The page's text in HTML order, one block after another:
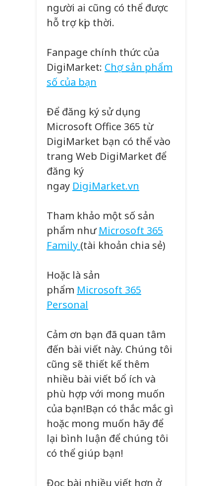
người ai cũng có thể được
hỗ trợ kịp thời.
Fanpage chính thức của
DigiMarket: Chợ sản phẩm
số của bạn
Để đăng ký sử dụng
Microsoft Office 365 từ
DigiMarket bạn có thể vào
trang Web DigiMarket để
đăng ký
ngay DigiMarket.vn
Tham khảo một số sản
phẩm như Microsoft 365
Family (tài khoản chia sẻ)
Hoặc là sản
phẩm Microsoft 365
Personal
Cảm ơn bạn đã quan tâm
đến bài viết này. Chúng tôi
cũng sẽ thiết kế thêm
nhiều bài viết bổ ích và
phù hợp với mong muốn
của bạn!Bạn có thắc mắc gì
hoặc mong muốn hãy để
lại bình luận để chúng tôi
có thể giúp bạn!
Đọc bài nhiều viết hơn ở